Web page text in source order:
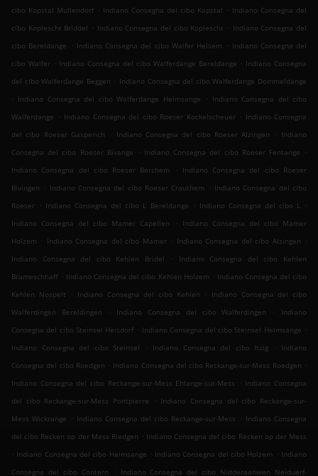
cibo Kopstal Mullendorf . Indiano Consegna del cibo Kopstal . Indiano Consegna del
cibo Koplescht Briddel . Indiano Consegna del cibo Koplescht . Indiano Consegna del
cibo Bereldange
. Indiano Consegna del cibo Walfer Helsem . Indiano Consegna del
cibo Walfer . Indiano Consegna del cibo Walferdange Bereldange . Indiano Consegna
del cibo Walferdange Beggen . Indiano Consegna del cibo Walferdange Dommeldange
. Indiano Consegna del cibo Walferdange Helmsange . Indiano Consegna del cibo
Walferdange
. Indiano Consegna del cibo Roeser Kockelscheuer . Indiano Consegna
del cibo Roeser Gasperich
. Indiano Consegna del cibo Roeser Alzingen . Indiano
Consegna del cibo Roeser Bivange
. Indiano Consegna del cibo Roeser Fentange
.
Indiano Consegna del cibo Roeser Berchem
. Indiano Consegna del cibo Roeser
Bivingen . Indiano Consegna del cibo Roeser Crauthem . Indiano Consegna del cibo
Roeser . Indiano Consegna del cibo L Bereldange . Indiano Consegna del cibo L .
Indiano Consegna del cibo Mamer Capellen
. Indiano Consegna del cibo Mamer
Holzem . Indiano Consegna del cibo Mamer . Indiano Consegna del cibo Alzingen .
Indiano Consegna del cibo Kehlen Bridel
.
Indiano Consegna del cibo Kehlen
Brameschhaff . Indiano Consegna del cibo Kehlen Holzem . Indiano Consegna del cibo
Kehlen Nospelt
. Indiano Consegna del cibo Kehlen . Indiano Consegna del cibo
Walferdingen Bereldingen
. Indiano Consegna del cibo Walferdingen .
Indiano
Consegna del cibo Steinsel Heisdorf . Indiano Consegna del cibo Steinsel Helmsange .
Indiano Consegna del cibo Steinsel
. Indiano Consegna del cibo Itzig . Indiano
Consegna del cibo Roedgen . Indiano Consegna del cibo Reckange-sur-Mess Roedgen .
Indiano Consegna del cibo Reckange-sur-Mess Ehlange-sur-Mess
. Indiano Consegna
del cibo Reckange-sur-Mess Pontpierre
. Indiano Consegna del cibo Reckange-sur-
Mess Wickrange . Indiano Consegna del cibo Reckange-sur-Mess . Indiano Consegna
del cibo Recken op der Mess Riedgen . Indiano Consegna del cibo Recken op der Mess
. Indiano Consegna del cibo Helmsange . Indiano Consegna del cibo Holzem . Indiano
Consegna del cibo Contern
. Indiano Consegna del cibo Nidderaanwen Neiduerf-